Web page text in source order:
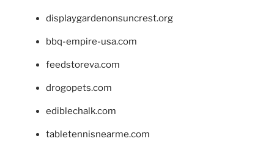
displaygardenonsuncrest.org
bbq-empire-usa.com
feedstoreva.com
drogopets.com
ediblechalk.com
tabletennisnearme.com